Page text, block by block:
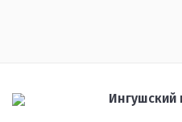
Ингушский